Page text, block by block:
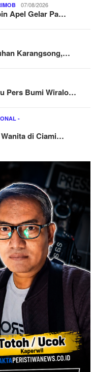
07/08/2026
Apel Gelar Pa…
Karangsong,…
Pers Bumi Wiralo…
-
Wanita di Ciami…